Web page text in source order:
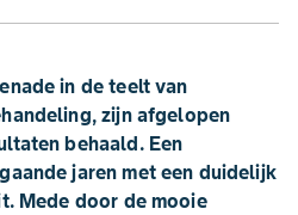
in de teelt van
zijn afgelopen
behaald. Een
jaren met een duidelijk
Mede door de mooie